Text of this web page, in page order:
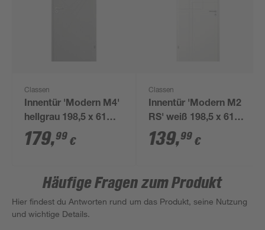
Classen
Innentür 'Modern M4'
hellgrau 198,5 x 61
cm, Rechtsanschlag
179,99 €
Classen
Innentür 'Modern M2
RS' weiß 198,5 x 61
cm, Linksanschlag
139,99 €
Häufige Fragen zum Produkt
Hier findest du Antworten rund um das Produkt, seine Nutzung
und wichtige Details.